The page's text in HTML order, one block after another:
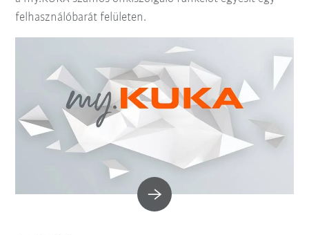
felhasználóbarát felületen.